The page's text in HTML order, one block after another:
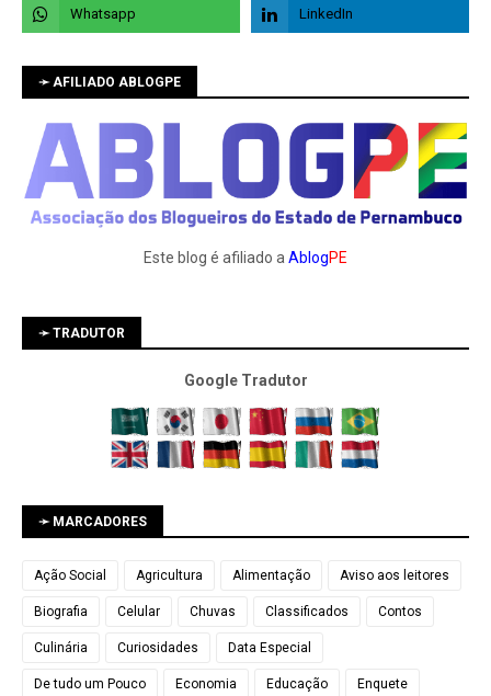
➛ AFILIADO ABLOGPE
Este blog é afiliado a AblogPE
➛ TRADUTOR
Google Tradutor
➛ MARCADORES
Ação Social Agricultura Alimentação Aviso aos leitores
Biografia Celular Chuvas Classificados Contos
Culinária Curiosidades Data Especial
De tudo um Pouco Economia Educação Enquete